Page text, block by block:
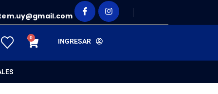
0 INGRESAR